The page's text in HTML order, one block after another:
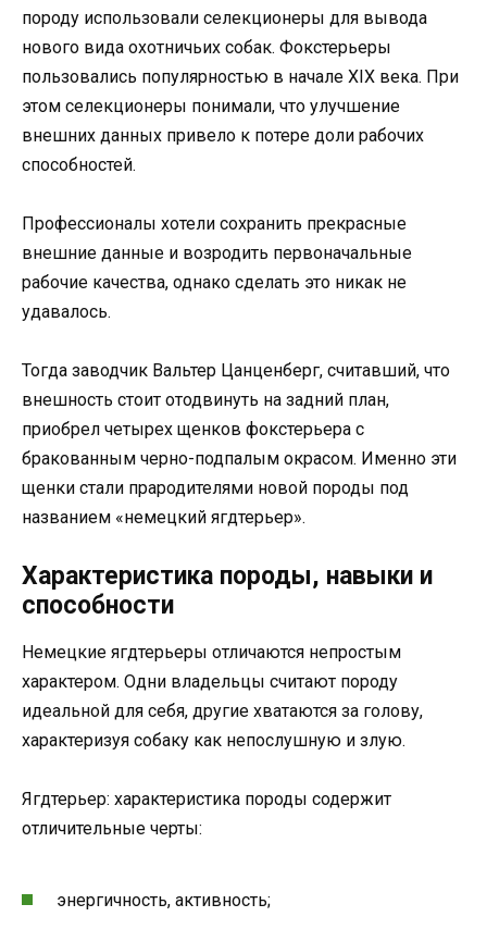
породу использовали селекционеры для вывода
нового вида охотничьих собак. Фокстерьеры
пользовались популярностью в начале XIX века. При
этом селекционеры понимали, что улучшение
внешних данных привело к потере доли рабочих
способностей.
Профессионалы хотели сохранить прекрасные
внешние данные и возродить первоначальные
рабочие качества, однако сделать это никак не
удавалось.
Тогда заводчик Вальтер Цанценберг, считавший, что
внешность стоит отодвинуть на задний план,
приобрел четырех щенков фокстерьера с
бракованным черно-подпалым окрасом. Именно эти
щенки стали прародителями новой породы под
названием «немецкий ягдтерьер».
Характеристика породы, навыки и
способности
Немецкие ягдтерьеры отличаются непростым
характером. Одни владельцы считают породу
идеальной для себя, другие хватаются за голову,
характеризуя собаку как непослушную и злую.
Ягдтерьер: характеристика породы содержит
отличительные черты:
энергичность, активность;